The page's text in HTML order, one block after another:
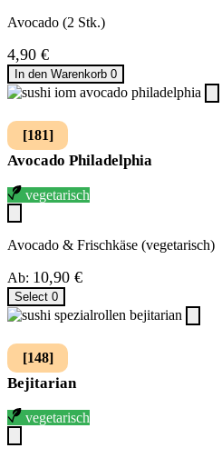
Avocado (2 Stk.)
4,90 €
In den Warenkorb 0
[181]
Avocado Philadelphia
vegetarisch
Avocado & Frischkäse (vegetarisch)
Ab: 10,90 €
Select 0
[148]
Bejitarian
vegetarisch